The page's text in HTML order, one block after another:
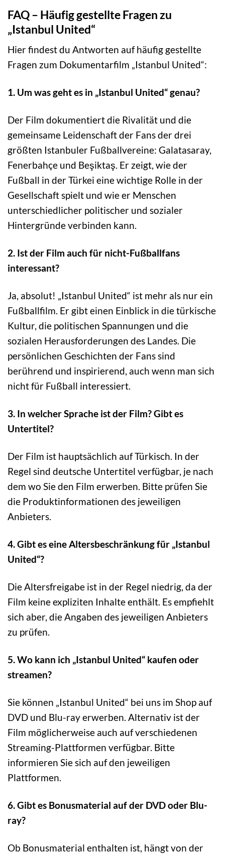
FAQ – Häufig gestellte Fragen zu
„Istanbul United“
Hier findest du Antworten auf häufig gestellte
Fragen zum Dokumentarfilm „Istanbul United“:
1. Um was geht es in „Istanbul United“ genau?
Der Film dokumentiert die Rivalität und die
gemeinsame Leidenschaft der Fans der drei
größten Istanbuler Fußballvereine: Galatasaray,
Fenerbahçe und Beşiktaş. Er zeigt, wie der
Fußball in der Türkei eine wichtige Rolle in der
Gesellschaft spielt und wie er Menschen
unterschiedlicher politischer und sozialer
Hintergründe verbinden kann.
2. Ist der Film auch für nicht-Fußballfans
interessant?
Ja, absolut! „Istanbul United“ ist mehr als nur ein
Fußballfilm. Er gibt einen Einblick in die türkische
Kultur, die politischen Spannungen und die
sozialen Herausforderungen des Landes. Die
persönlichen Geschichten der Fans sind
berührend und inspirierend, auch wenn man sich
nicht für Fußball interessiert.
3. In welcher Sprache ist der Film? Gibt es
Untertitel?
Der Film ist hauptsächlich auf Türkisch. In der
Regel sind deutsche Untertitel verfügbar, je nach
dem wo Sie den Film erwerben. Bitte prüfen Sie
die Produktinformationen des jeweiligen
Anbieters.
4. Gibt es eine Altersbeschränkung für „Istanbul
United“?
Die Altersfreigabe ist in der Regel niedrig, da der
Film keine expliziten Inhalte enthält. Es empfiehlt
sich aber, die Angaben des jeweiligen Anbieters
zu prüfen.
5. Wo kann ich „Istanbul United“ kaufen oder
streamen?
Sie können „Istanbul United“ bei uns im Shop auf
DVD und Blu-ray erwerben. Alternativ ist der
Film möglicherweise auch auf verschiedenen
Streaming-Plattformen verfügbar. Bitte
informieren Sie sich auf den jeweiligen
Plattformen.
6. Gibt es Bonusmaterial auf der DVD oder Blu-
ray?
Ob Bonusmaterial enthalten ist, hängt von der